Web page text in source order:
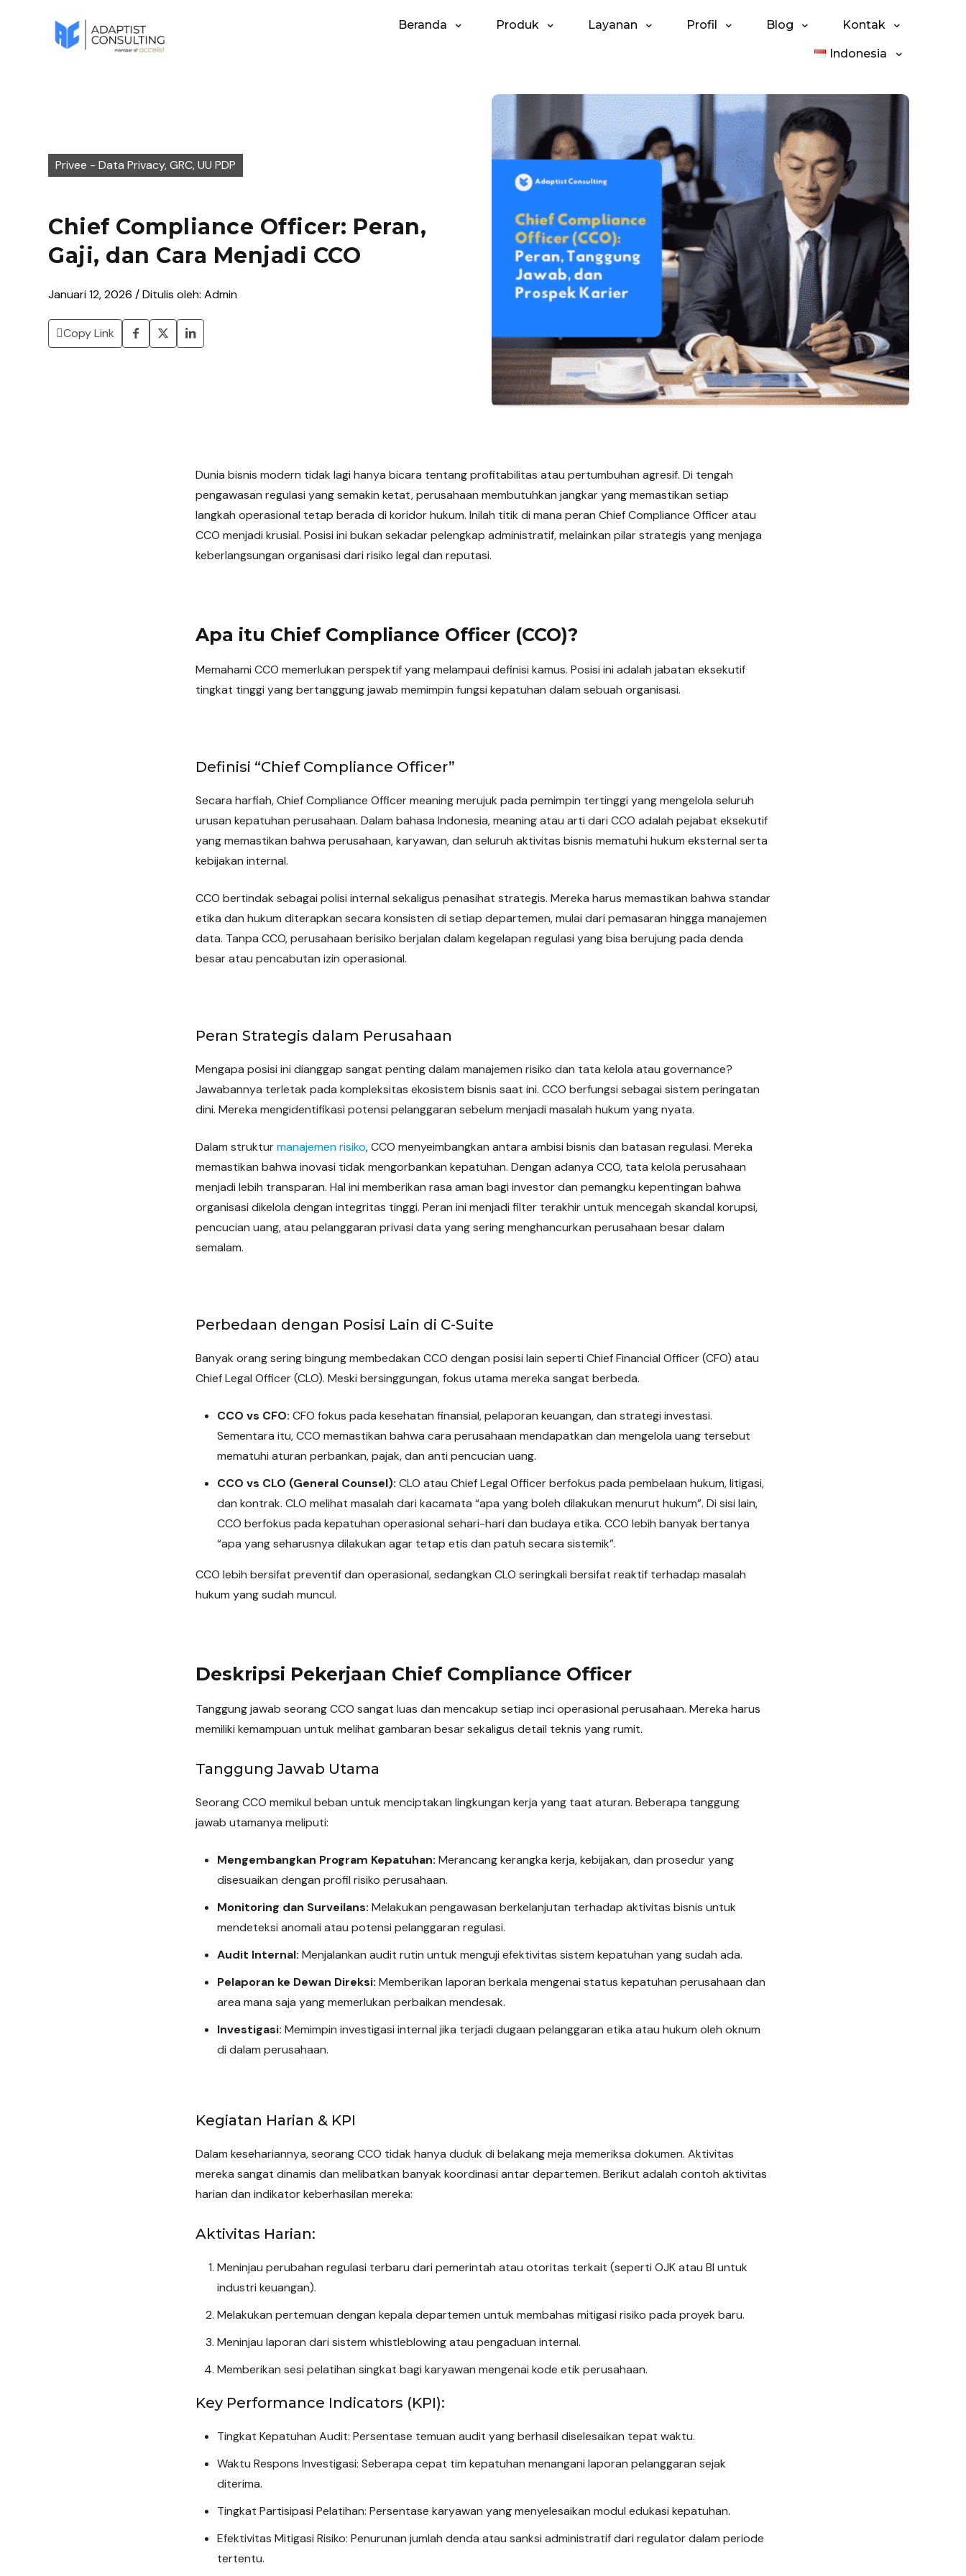
Beranda Produk Layanan Profil Blog Kontak
Indonesia
Privee - Data Privacy, GRC, UU PDP
Chief Compliance Officer: Peran,
Gaji, dan Cara Menjadi CCO
Januari 12, 2026 / Ditulis oleh: Admin
Copy Link
Dunia bisnis modern tidak lagi hanya bicara tentang profitabilitas atau pertumbuhan agresif. Di tengah
pengawasan regulasi yang semakin ketat, perusahaan membutuhkan jangkar yang memastikan setiap
langkah operasional tetap berada di koridor hukum. Inilah titik di mana peran Chief Compliance Officer atau
CCO menjadi krusial. Posisi ini bukan sekadar pelengkap administratif, melainkan pilar strategis yang menjaga
keberlangsungan organisasi dari risiko legal dan reputasi.
Apa itu Chief Compliance Officer (CCO)?
Memahami CCO memerlukan perspektif yang melampaui definisi kamus. Posisi ini adalah jabatan eksekutif
tingkat tinggi yang bertanggung jawab memimpin fungsi kepatuhan dalam sebuah organisasi.
Definisi “Chief Compliance Officer”
Secara harfiah, Chief Compliance Officer meaning merujuk pada pemimpin tertinggi yang mengelola seluruh
urusan kepatuhan perusahaan. Dalam bahasa Indonesia, meaning atau arti dari CCO adalah pejabat eksekutif
yang memastikan bahwa perusahaan, karyawan, dan seluruh aktivitas bisnis mematuhi hukum eksternal serta
kebijakan internal.
CCO bertindak sebagai polisi internal sekaligus penasihat strategis. Mereka harus memastikan bahwa standar
etika dan hukum diterapkan secara konsisten di setiap departemen, mulai dari pemasaran hingga manajemen
data. Tanpa CCO, perusahaan berisiko berjalan dalam kegelapan regulasi yang bisa berujung pada denda
besar atau pencabutan izin operasional.
Peran Strategis dalam Perusahaan
Mengapa posisi ini dianggap sangat penting dalam manajemen risiko dan tata kelola atau governance?
Jawabannya terletak pada kompleksitas ekosistem bisnis saat ini. CCO berfungsi sebagai sistem peringatan
dini. Mereka mengidentifikasi potensi pelanggaran sebelum menjadi masalah hukum yang nyata.
Dalam strukturmanajemen risiko, CCO menyeimbangkan antara ambisi bisnis dan batasan regulasi. Mereka
memastikan bahwa inovasi tidak mengorbankan kepatuhan. Dengan adanya CCO, tata kelola perusahaan
menjadi lebih transparan. Hal ini memberikan rasa aman bagi investor dan pemangku kepentingan bahwa
organisasi dikelola dengan integritas tinggi. Peran ini menjadi filter terakhir untuk mencegah skandal korupsi,
pencucian uang, atau pelanggaran privasi data yang sering menghancurkan perusahaan besar dalam
semalam.
Perbedaan dengan Posisi Lain di C-Suite
Banyak orang sering bingung membedakan CCO dengan posisi lain seperti Chief Financial Officer (CFO) atau
Chief Legal Officer (CLO). Meski bersinggungan, fokus utama mereka sangat berbeda.
CCO vs CFO: CFO fokus pada kesehatan finansial, pelaporan keuangan, dan strategi investasi.
Sementara itu, CCO memastikan bahwa cara perusahaan mendapatkan dan mengelola uang tersebut
mematuhi aturan perbankan, pajak, dan anti pencucian uang.
CCO vs CLO (General Counsel): CLO atau Chief Legal Officer berfokus pada pembelaan hukum, litigasi,
dan kontrak. CLO melihat masalah dari kacamata “apa yang boleh dilakukan menurut hukum”. Di sisi lain,
CCO berfokus pada kepatuhan operasional sehari-hari dan budaya etika. CCO lebih banyak bertanya
“apa yang seharusnya dilakukan agar tetap etis dan patuh secara sistemik”.
CCO lebih bersifat preventif dan operasional, sedangkan CLO seringkali bersifat reaktif terhadap masalah
hukum yang sudah muncul.
Deskripsi Pekerjaan Chief Compliance Officer
Tanggung jawab seorang CCO sangat luas dan mencakup setiap inci operasional perusahaan. Mereka harus
memiliki kemampuan untuk melihat gambaran besar sekaligus detail teknis yang rumit.
Tanggung Jawab Utama
Seorang CCO memikul beban untuk menciptakan lingkungan kerja yang taat aturan. Beberapa tanggung
jawab utamanya meliputi:
Mengembangkan Program Kepatuhan: Merancang kerangka kerja, kebijakan, dan prosedur yang
disesuaikan dengan profil risiko perusahaan.
Monitoring dan Surveilans: Melakukan pengawasan berkelanjutan terhadap aktivitas bisnis untuk
mendeteksi anomali atau potensi pelanggaran regulasi.
Audit Internal: Menjalankan audit rutin untuk menguji efektivitas sistem kepatuhan yang sudah ada.
Pelaporan ke Dewan Direksi: Memberikan laporan berkala mengenai status kepatuhan perusahaan dan
area mana saja yang memerlukan perbaikan mendesak.
Investigasi: Memimpin investigasi internal jika terjadi dugaan pelanggaran etika atau hukum oleh oknum
di dalam perusahaan.
Kegiatan Harian & KPI
Dalam kesehariannya, seorang CCO tidak hanya duduk di belakang meja memeriksa dokumen. Aktivitas
mereka sangat dinamis dan melibatkan banyak koordinasi antar departemen. Berikut adalah contoh aktivitas
harian dan indikator keberhasilan mereka:
Aktivitas Harian:
Meninjau perubahan regulasi terbaru dari pemerintah atau otoritas terkait (seperti OJK atau BI untuk
industri keuangan).
Melakukan pertemuan dengan kepala departemen untuk membahas mitigasi risiko pada proyek baru.
Meninjau laporan dari sistem whistleblowing atau pengaduan internal.
Memberikan sesi pelatihan singkat bagi karyawan mengenai kode etik perusahaan.
Key Performance Indicators (KPI):
Tingkat Kepatuhan Audit: Persentase temuan audit yang berhasil diselesaikan tepat waktu.
Waktu Respons Investigasi: Seberapa cepat tim kepatuhan menangani laporan pelanggaran sejak
diterima.
Tingkat Partisipasi Pelatihan: Persentase karyawan yang menyelesaikan modul edukasi kepatuhan.
Efektivitas Mitigasi Risiko: Penurunan jumlah denda atau sanksi administratif dari regulator dalam periode
tertentu.